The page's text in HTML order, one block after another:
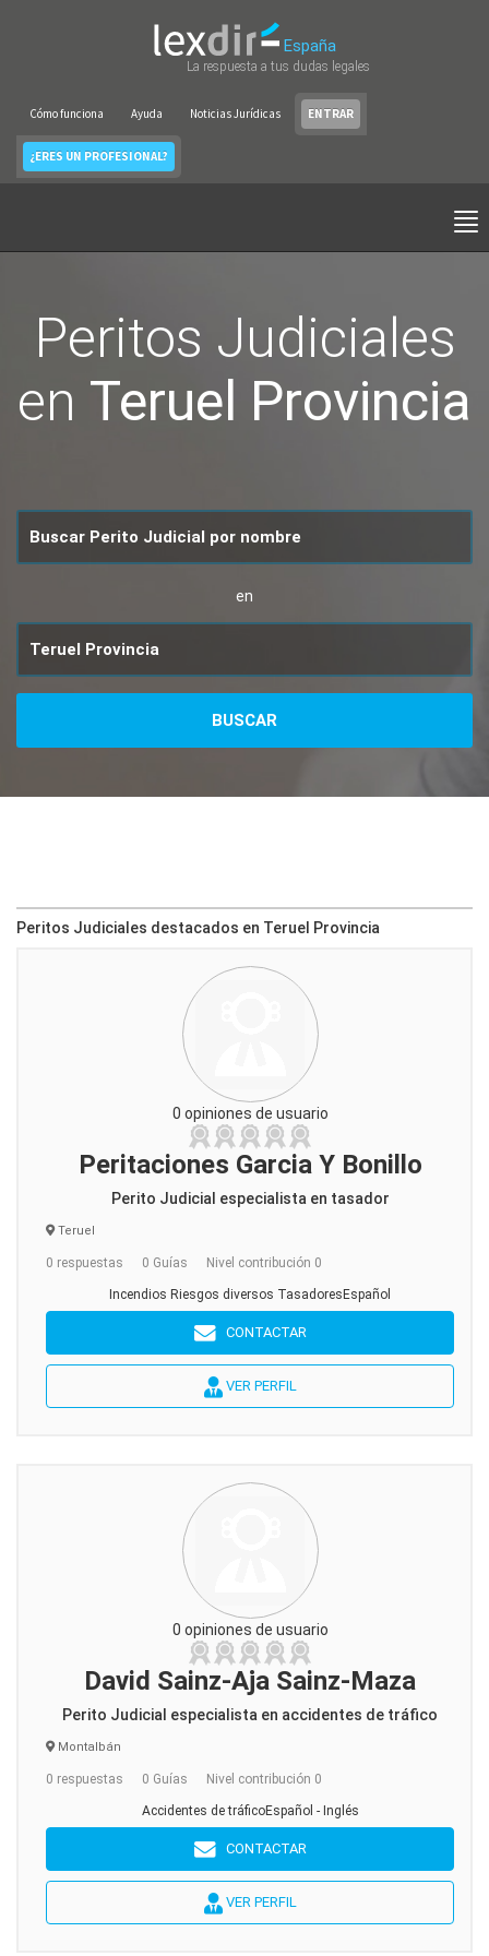
España
La respuesta a tus dudas legales
Cómo funciona Ayuda Noticias Jurídicas ENTRAR
¿ERES UN PROFESIONAL?
Peritos Judiciales
en Teruel Provincia
en
Peritos Judiciales destacados en Teruel Provincia
0 opiniones de usuario
Peritaciones Garcia Y Bonillo
Perito Judicial especialista en tasador
Teruel
0 respuestas 0 Guías Nivel contribución 0
Incendios Riesgos diversos TasadoresEspañol
CONTACTAR
VER PERFIL
0 opiniones de usuario
David Sainz-Aja Sainz-Maza
Perito Judicial especialista en accidentes de tráfico
Montalbán
0 respuestas 0 Guías Nivel contribución 0
Accidentes de tráficoEspañol - Inglés
CONTACTAR
VER PERFIL